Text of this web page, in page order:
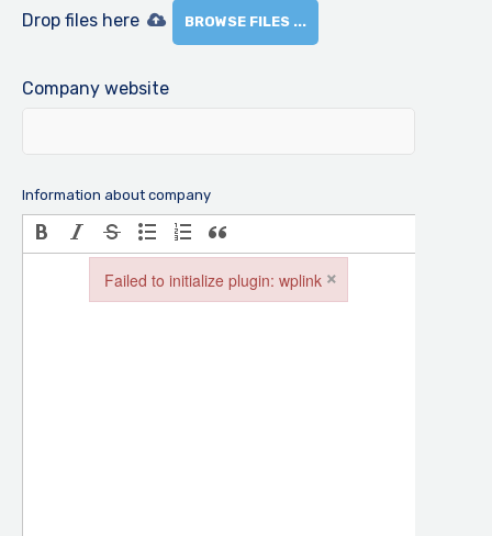
Drop files here BROWSE FILES ...
Company website
Information about company
Failed to initialize plugin: wplink ×
Failed to initialize plugin: wplink